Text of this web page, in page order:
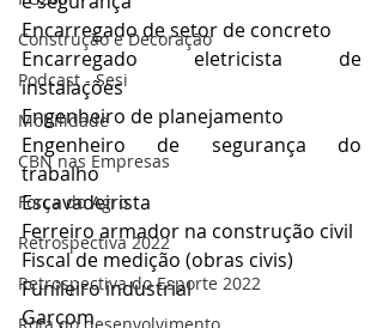
Construção e Decoração
Podcast - Sesi
Mobilidade
CBN nas Empresas
Força do Agro
Retrospectiva 2022
Retrospectiva do Esporte 2022
Encarregado de setor de concreto
Encarregado eletricista de
instalações
Engenheiro de planejamento
Engenheiro de segurança do
trabalho
Escavadeirista
Ferreiro armador na construção civil
Fiscal de medição (obras civis)
Funileiro industrial
Garçom